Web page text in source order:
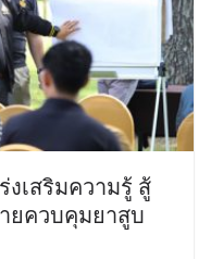
งเสริมความรู้ สู้
ยควบคุมยาสูบ